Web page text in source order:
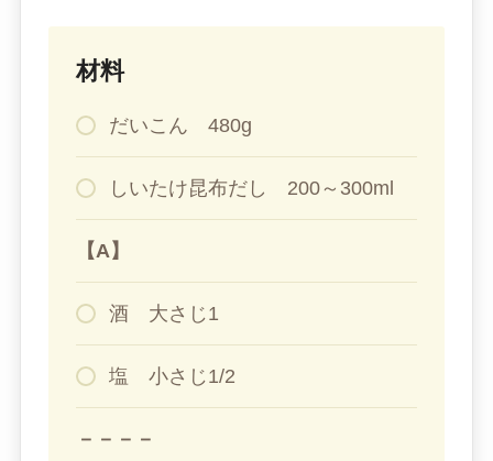
材料
だいこん 480g
しいたけ昆布だし 200～300ml
【A】
酒 大さじ1
塩 小さじ1/2
－－－－